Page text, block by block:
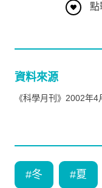
點
資料來源
《科學月刊》2002年
#冬 #夏